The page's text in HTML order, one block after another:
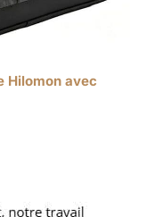
Hilomon avec